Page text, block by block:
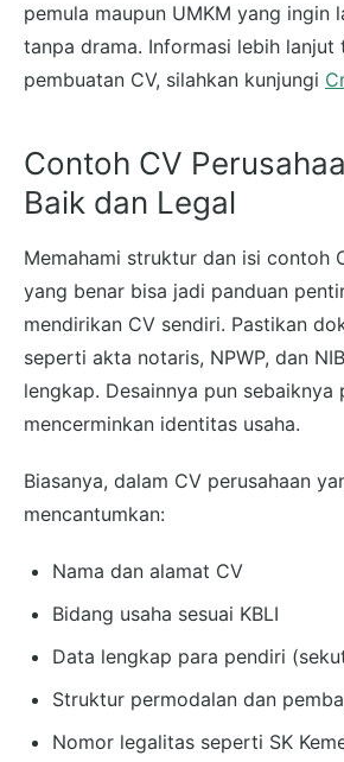
pemula maupun UMKM yang ingin
tanpa drama. Informasi lebih lanjut
pembuatan CV, silahkan kunjungi
Contoh CV
Baik dan Legal
Memahami struktur dan isi contoh
yang benar bisa jadi panduan
mendirikan CV sendiri. Pastikan
seperti akta notaris, NPWP, dan
lengkap. Desainnya pun sebaiknya
mencerminkan identitas usaha.
Biasanya, dalam CV perusahaan
mencantumkan:
Nama dan alamat CV
Bidang usaha sesuai KBLI
Data lengkap para pendiri
Struktur permodalan dan
Nomor legalitas seperti SK